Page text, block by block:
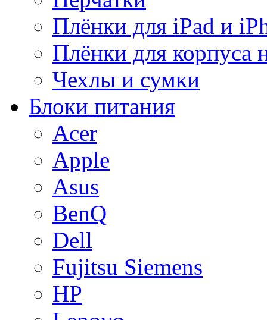
Плёнки для iPad и
Плёнки для корпуса
Чехлы и сумки
Блоки питания
Acer
Apple
Asus
BenQ
Dell
Fujitsu Siemens
HP